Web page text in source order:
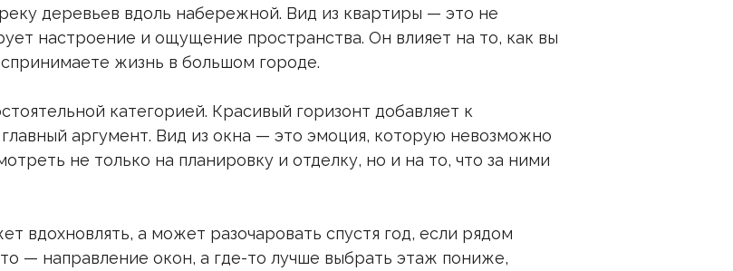
деревьев вдоль набережной. Вид из квартиры — это не
настроение и ощущение пространства. Он влияет на то, как вы
жизнь в большом городе.
категорией. Красивый горизонт добавляет к
аргумент. Вид из окна — это эмоция, которую невозможно
не только на планировку и отделку, но и на то, что за ними
вдохновлять, а может разочаровать спустя год, если рядом
— направление окон, а где-то лучше выбрать этаж пониже,